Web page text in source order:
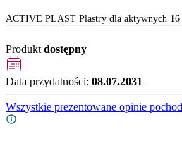
ACTIVE PLAST Plastry dla aktywnych 16
Produkt dostępny
Data przydatności: 08.07.2031
Wszystkie prezentowane opinie